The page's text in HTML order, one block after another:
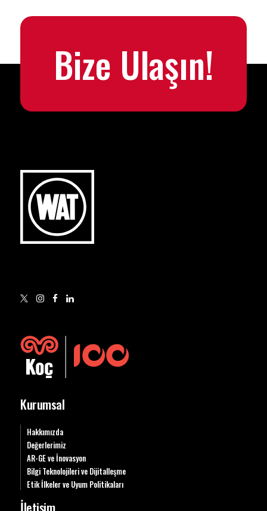
Bize Ulaşın!
Kurumsal
Hakkımızda
Değerlerimiz
AR-GE ve İnovasyon
Bilgi Teknolojileri ve Dijitalleşme
Etik İlkeler ve Uyum Politikaları
İletişim